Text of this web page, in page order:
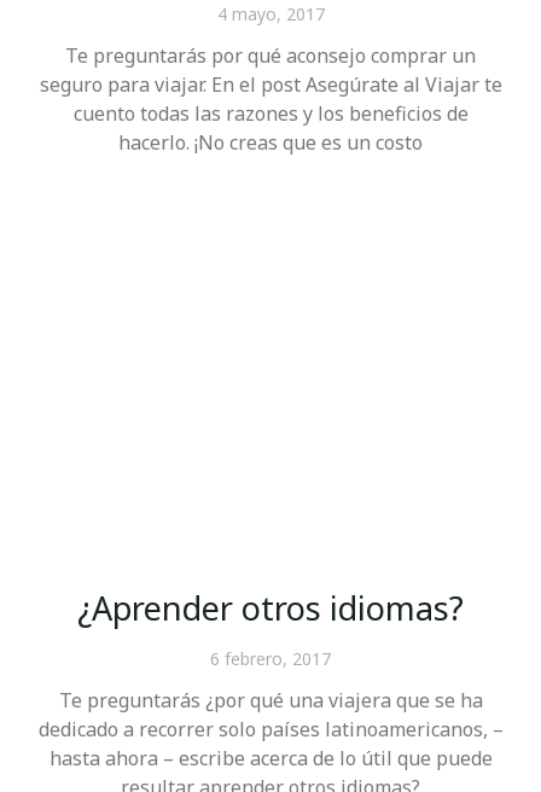
4 mayo, 2017
Te preguntarás por qué aconsejo comprar un
seguro para viajar. En el post Asegúrate al Viajar te
cuento todas las razones y los beneficios de
hacerlo. ¡No creas que es un costo
¿Aprender otros idiomas?
6 febrero, 2017
Te preguntarás ¿por qué una viajera que se ha
dedicado a recorrer solo países latinoamericanos, –
hasta ahora – escribe acerca de lo útil que puede